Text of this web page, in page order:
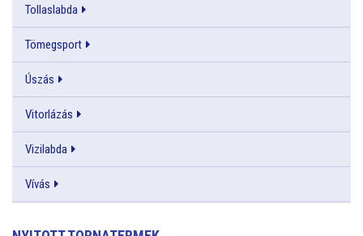
Tollaslabda
Tömegsport
Úszás
Vitorlázás
Vizilabda
Vívás